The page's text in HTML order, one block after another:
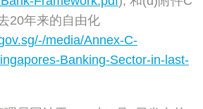
20年来的自由化
media/Annex-C-
Banking-Sector-in-last-